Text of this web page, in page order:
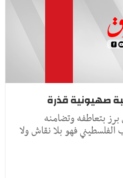
صهيونية قذرة
بتعاطفه وتضامنه
فهو بلا نقاش ولا